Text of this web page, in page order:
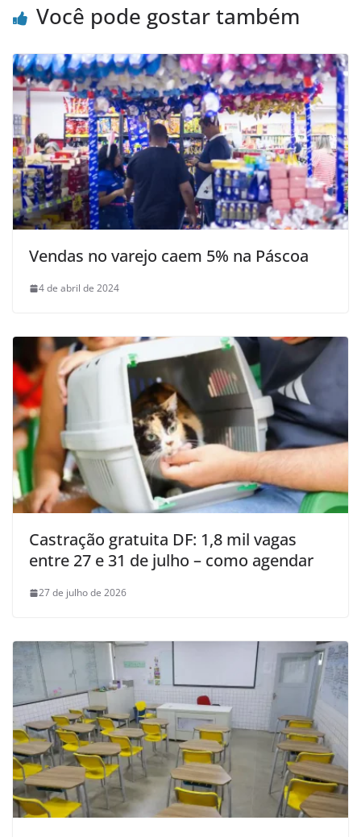
Você pode gostar também
Vendas no varejo caem 5% na Páscoa
4 de abril de 2024
Castração gratuita DF: 1,8 mil vagas
entre 27 e 31 de julho – como agendar
27 de julho de 2026